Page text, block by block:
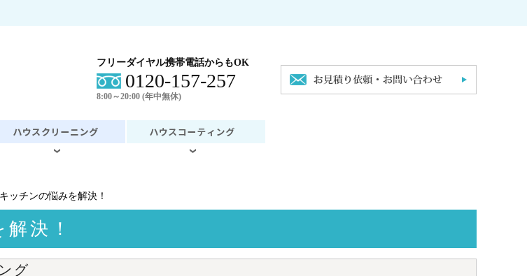
フリーダイヤル携帯電話からもOK
0120-157-257
8:00～20:00 (年中無休)
ッチンの悩みを解決！
決！
グ